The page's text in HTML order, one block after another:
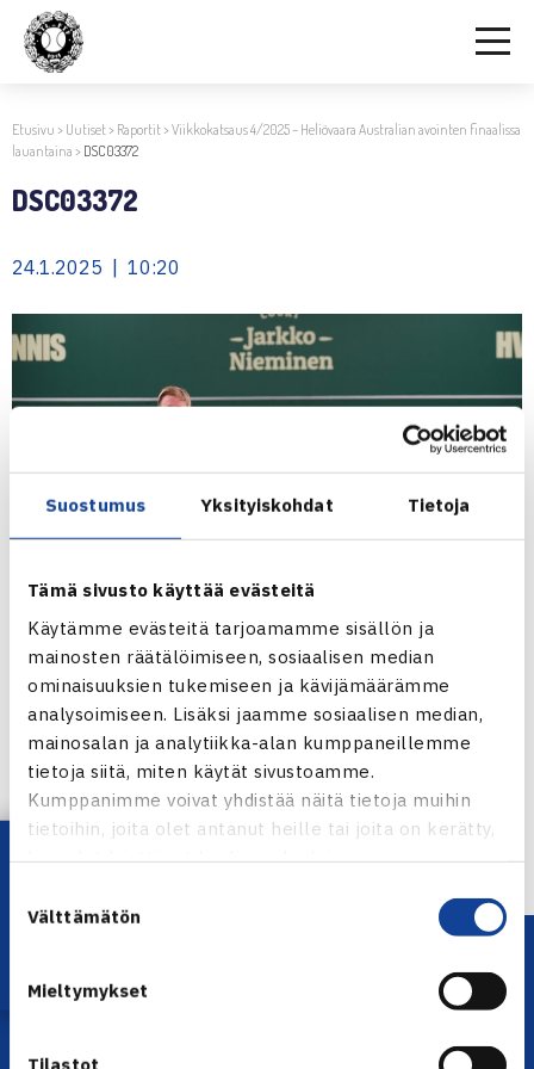
Suostumus Yksityiskohdat Tietoja
Tämä sivusto käyttää evästeitä
Käytämme evästeitä tarjoamamme sisällön ja
mainosten räätälöimiseen, sosiaalisen median
ominaisuuksien tukemiseen ja kävijämäärämme
analysoimiseen. Lisäksi jaamme sosiaalisen median,
mainosalan ja analytiikka-alan kumppaneillemme
tietoja siitä, miten käytät sivustoamme.
Kumppanimme voivat yhdistää näitä tietoja muihin
tietoihin, joita olet antanut heille tai joita on kerätty,
kun olet käyttänyt heidän palvelujaan.
valinta
Välttämätön
Mieltymykset
Etusivu > Uutiset> Raportit>Viikkokatsaus 4/2025 – Heliövaara Australian avointen finaalissa
lauantaina > DSC03372
DSC03372
24.1.2025 | 10:20
← Edellinen
Lataa OmaTennis!